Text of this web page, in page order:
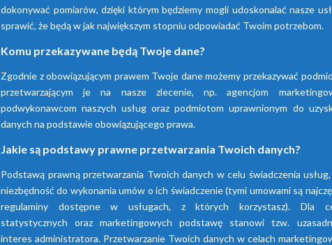
Sprawdź nasze produkty
dokonywać pomiarów, dzięki którym będziemy mogli udoskonalać nasze
sprawić, że będą w jak największym stopniu odpowiadać Twoim potrzebom.
Komu przekazywane będą Twoje dane?
Zgodnie z obowiązującym prawem Twoje dane możemy przekazywać
przetwarzającym je na nasze zlecenie, np. agencjom
podwykonawcom naszych usług oraz podmiotom uprawnionym do
danych na podstawie obowiązującego prawa.
Jakie są podstawy prawne przetwarzania Twoich danych?
Podstawą prawną przetwarzania Twoich danych w celu świadczenia
niezbędność do wykonania umów o ich świadczenie (tymi umowami są
regulaminy dostępne w usługach, z których korzystasz). Dla
statystycznych oraz marketingowych podstawę stanowi tzw.
interes administratora. Przetwarzanie Twoich danych w celach